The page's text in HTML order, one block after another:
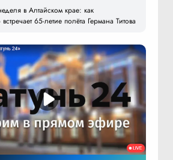
в Алтайском крае: как
65-летие полёта Германа Титова